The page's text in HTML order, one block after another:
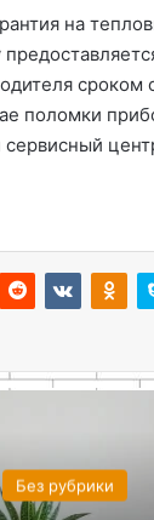
на
сроком
поломки
Без рубрики